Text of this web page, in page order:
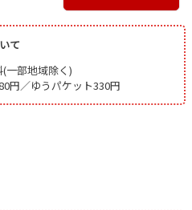
て
一部地域除く)
円／ゆうパケット330円